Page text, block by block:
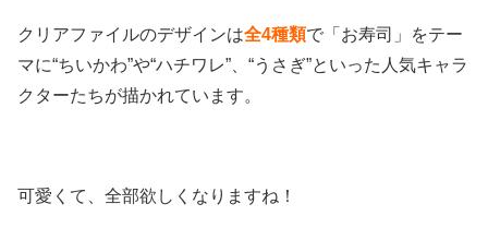
クリアファイルのデザインは全4種類で「お寿司」をテー
マに“ちいかわ”や“ハチワレ”、“うさぎ”といった人気キャラ
クターたちが描かれています。
可愛くて、全部欲しくなりますね！